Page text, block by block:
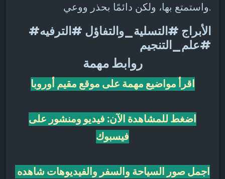
واستمتع بها، ولكن دائمًا بحذر ووعي.
#الأبراج #التسلية_والتفاؤل #الترفيه
#علم_التنجيم
روابط مهمة
اقرأ مواضيع مهمة على موقع مقيم أوروبا
اضغط للمشاهدة الآن: فيديو ومنشور على
فيسبوك
اجمل صور السياحة والسفر والفيديوهات شاهده